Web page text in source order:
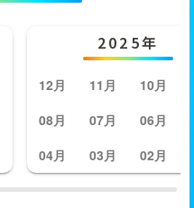
2025年
12月 11月 10月
08月
07月 06月
04月
03月 02月